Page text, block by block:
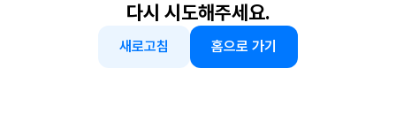
다시 시도해주세요.
새로고침 홈으로 가기